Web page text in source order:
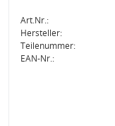
Art.Nr.:
Hersteller:
Teilenummer:
EAN-Nr.: